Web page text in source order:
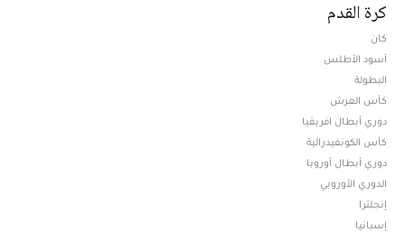
كرة القدم
كان
أسود الأطلس
البطولة
كأس العرش
دوري أبطال افريقيا
كأس الكونفيدرالية
دوري أبطال أوروبا
الدوري الأوروبي
إنجلترا
إسبانيا